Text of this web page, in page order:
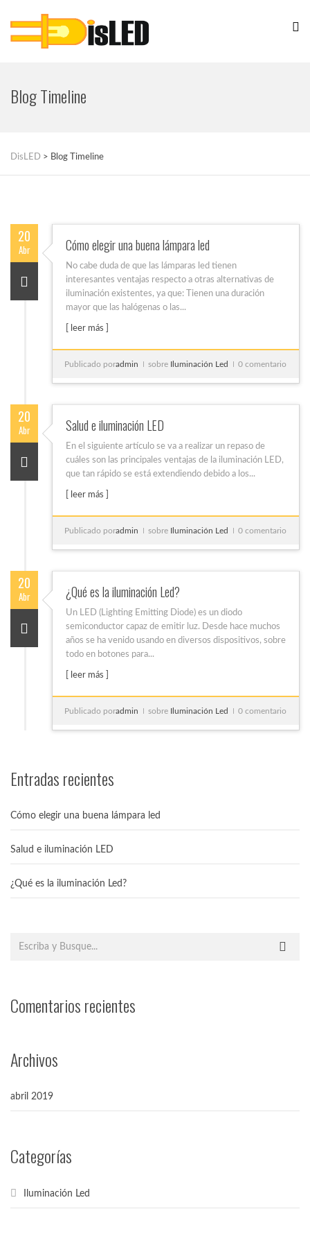
Blog Timeline
DisLED > Blog Timeline
20
Abr Cómo elegir una buena lámpara led
No cabe duda de que las lámparas led tienen
interesantes ventajas respecto a otras alternativas de
iluminación existentes, ya que: Tienen una duración
mayor que las halógenas o las...
[ leer más ]
Publicado poradmin sobre Iluminación Led 0 comentario
20
Abr Salud e iluminación LED
En el siguiente artículo se va a realizar un repaso de
cuáles son las principales ventajas de la iluminación LED,
que tan rápido se está extendiendo debido a los...
[ leer más ]
Publicado poradmin sobre Iluminación Led 0 comentario
20
Abr ¿Qué es la iluminación Led?
Un LED (Lighting Emitting Diode) es un diodo
semiconductor capaz de emitir luz. Desde hace muchos
años se ha venido usando en diversos dispositivos, sobre
todo en botones para...
[ leer más ]
Publicado poradmin sobre Iluminación Led 0 comentario
Entradas recientes
Cómo elegir una buena lámpara led
Salud e iluminación LED
¿Qué es la iluminación Led?
Comentarios recientes
Archivos
abril 2019
Categorías
Iluminación Led